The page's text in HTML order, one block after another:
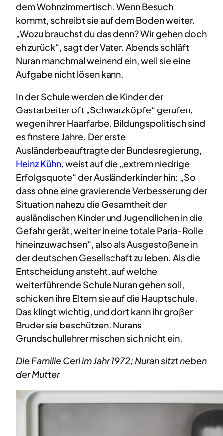
dem Wohnzimmertisch. Wenn Besuch
kommt, schreibt sie auf dem Boden weiter.
„Wozu brauchst du das denn? Wir gehen doch
eh zurück“, sagt der Vater. Abends schläft
Nuran manchmal weinend ein, weil sie eine
Aufgabe nicht lösen kann.
In der Schule werden die Kinder der
Gastarbeiter oft „Schwarzköpfe“ gerufen,
wegen ihrer Haarfarbe. Bildungspolitisch sind
es finstere Jahre. Der erste
Ausländerbeauftragte der Bundesregierung,
Heinz Kühn, weist auf die „extrem niedrige
Erfolgsquote“ der Ausländerkinder hin: „So
dass ohne eine gravierende Verbesserung der
Situation nahezu die Gesamtheit der
ausländischen Kinder und Jugendlichen in die
Gefahr gerät, weiter in eine totale Paria-Rolle
hineinzuwachsen“, also als Ausgestoßene in
der deutschen Gesellschaft zu leben. Als die
Entscheidung ansteht, auf welche
weiterführende Schule Nuran gehen soll,
schicken ihre Eltern sie auf die Hauptschule.
Das klingt wichtig, und dort kann ihr großer
Bruder sie beschützen. Nurans
Grundschullehrer mischen sich nicht ein.
Die Familie Ceri im Jahr 1972; Nuran sitzt neben
der Mutter